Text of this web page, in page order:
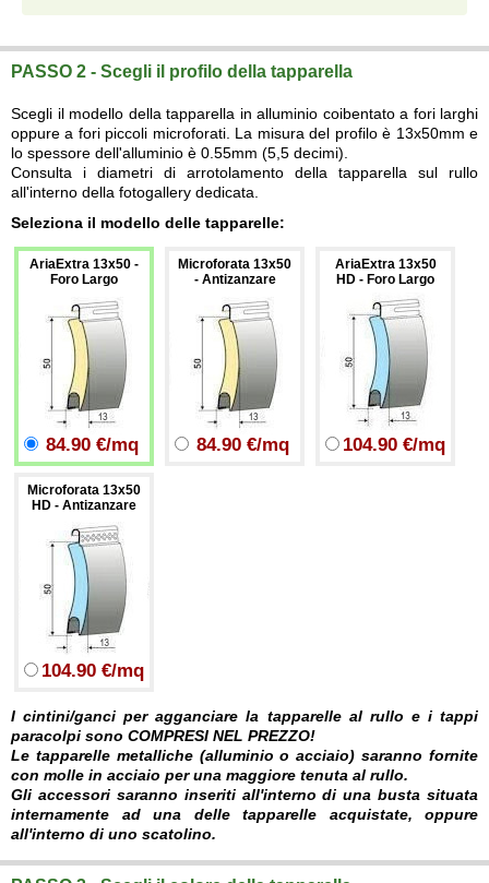
PASSO 2 - Scegli il profilo della tapparella
Scegli il modello della tapparella in alluminio coibentato a fori larghi
oppure a fori piccoli microforati. La misura del profilo è 13x50mm e
lo spessore dell'alluminio è 0.55mm (5,5 decimi).
Consulta i diametri di arrotolamento della tapparella sul rullo
all'interno della fotogallery dedicata.
Seleziona il modello delle tapparelle:
AriaExtra 13x50 -
Foro Largo
84.90 €/mq
Microforata 13x50
- Antizanzare
84.90 €/mq
AriaExtra 13x50
HD - Foro Largo
104.90 €/mq
Microforata 13x50
HD - Antizanzare
104.90 €/mq
I cintini/ganci per agganciare la tapparelle al rullo e i tappi
paracolpi sono COMPRESI NEL PREZZO!
Le tapparelle metalliche (alluminio o acciaio) saranno fornite
con molle in acciaio per una maggiore tenuta al rullo.
Gli accessori saranno inseriti all'interno di una busta situata
internamente ad una delle tapparelle acquistate, oppure
all'interno di uno scatolino.